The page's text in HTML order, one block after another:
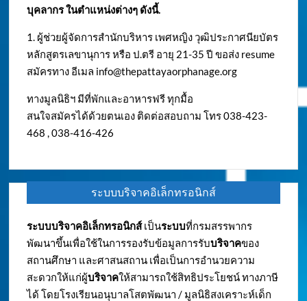
บุคลากร ในตำแหน่งต่างๆ ดังนี้.
1. ผู้ช่วยผู้จัดการสำนักบริหาร เพศหญิง วุฒิประกาศนียบัตร
หลักสูตรเลขานุการ หรือ ป.ตรี อายุ 21-35 ปี ขอส่ง resume
สมัครทาง อีเมล info@thepattayaorphanage.org
ทางมูลนิธิฯ มีที่พักและอาหารฟรี ทุกมื้อ
สนใจสมัครได้ด้วยตนเอง ติดต่อสอบถาม โทร 038-423-
468 , 038-416-426
ระบบบริจาคอิเล็กทรอนิกส์
ระบบบริจาคอิเล็กทรอนิกส์เป็นระบบที่กรมสรรพากร
พัฒนาขึ้นเพื่อใช้ในการรองรับข้อมูลการรับบริจาคของ
สถานศึกษา และศาสนสถาน เพื่อเป็นการอำนวยความ
สะดวกให้แก่ผู้บริจาคให้สามารถใช้สิทธิประโยชน์ ทางภาษี
ได้ โดยโรงเรียนอนุบาลโสตพัฒนา / มูลนิธิสงเคราะห์เด็ก